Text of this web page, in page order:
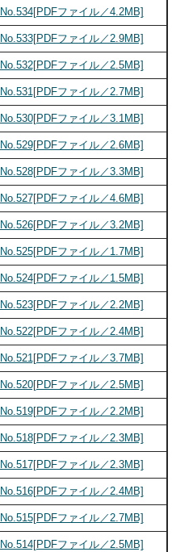
No.534[PDFファイル／4.2MB]
No.533[PDFファイル／2.9MB]
No.532[PDFファイル／2.5MB]
No.531[PDFファイル／2.7MB]
No.530[PDFファイル／3.1MB]
No.529[PDFファイル／2.6MB]
No.528[PDFファイル／3.3MB]
No.527[PDFファイル／4.6MB]
No.526[PDFファイル／3.2MB]
No.525[PDFファイル／1.7MB]
No.524[PDFファイル／1.5MB]
No.523[PDFファイル／2.2MB]
No.522[PDFファイル／2.4MB]
No.521[PDFファイル／3.7MB]
No.520[PDFファイル／2.5MB]
No.519[PDFファイル／2.2MB]
No.518[PDFファイル／2.3MB]
No.517[PDFファイル／2.3MB]
No.516[PDFファイル／2.4MB]
No.515[PDFファイル／2.7MB]
No.514[PDFファイル／2.5MB]